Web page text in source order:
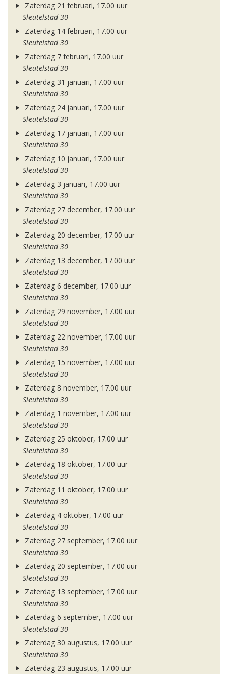
Zaterdag 21 februari, 17.00 uur
Sleutelstad 30
Zaterdag 14 februari, 17.00 uur
Sleutelstad 30
Zaterdag 7 februari, 17.00 uur
Sleutelstad 30
Zaterdag 31 januari, 17.00 uur
Sleutelstad 30
Zaterdag 24 januari, 17.00 uur
Sleutelstad 30
Zaterdag 17 januari, 17.00 uur
Sleutelstad 30
Zaterdag 10 januari, 17.00 uur
Sleutelstad 30
Zaterdag 3 januari, 17.00 uur
Sleutelstad 30
Zaterdag 27 december, 17.00 uur
Sleutelstad 30
Zaterdag 20 december, 17.00 uur
Sleutelstad 30
Zaterdag 13 december, 17.00 uur
Sleutelstad 30
Zaterdag 6 december, 17.00 uur
Sleutelstad 30
Zaterdag 29 november, 17.00 uur
Sleutelstad 30
Zaterdag 22 november, 17.00 uur
Sleutelstad 30
Zaterdag 15 november, 17.00 uur
Sleutelstad 30
Zaterdag 8 november, 17.00 uur
Sleutelstad 30
Zaterdag 1 november, 17.00 uur
Sleutelstad 30
Zaterdag 25 oktober, 17.00 uur
Sleutelstad 30
Zaterdag 18 oktober, 17.00 uur
Sleutelstad 30
Zaterdag 11 oktober, 17.00 uur
Sleutelstad 30
Zaterdag 4 oktober, 17.00 uur
Sleutelstad 30
Zaterdag 27 september, 17.00 uur
Sleutelstad 30
Zaterdag 20 september, 17.00 uur
Sleutelstad 30
Zaterdag 13 september, 17.00 uur
Sleutelstad 30
Zaterdag 6 september, 17.00 uur
Sleutelstad 30
Zaterdag 30 augustus, 17.00 uur
Sleutelstad 30
Zaterdag 23 augustus, 17.00 uur